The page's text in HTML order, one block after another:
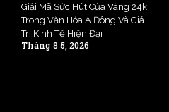
Giải Mã Sức Hút Của Vàng 24k
Trong Văn Hóa Á Đông Và Giá
Trị Kinh Tế Hiện Đại
Tháng 8 5, 2026